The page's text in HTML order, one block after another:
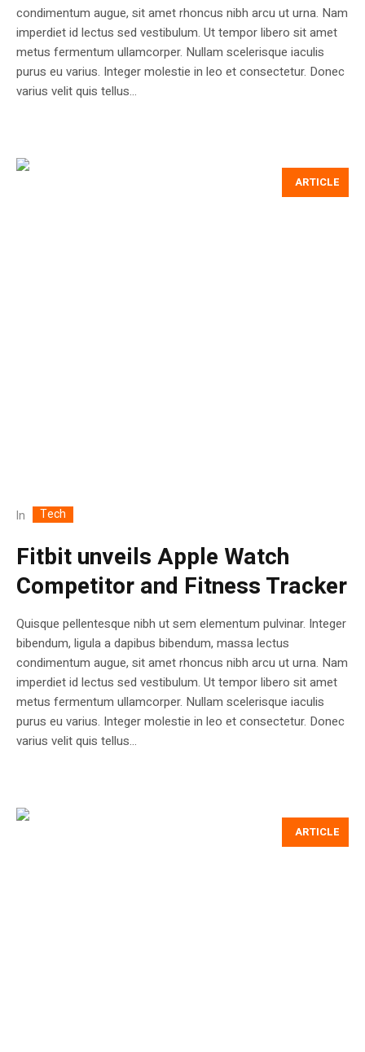
condimentum augue, sit amet rhoncus nibh arcu ut urna. Nam
imperdiet id lectus sed vestibulum. Ut tempor libero sit amet
metus fermentum ullamcorper. Nullam scelerisque iaculis
purus eu varius. Integer molestie in leo et consectetur. Donec
varius velit quis tellus...
ARTICLE
In Tech
Fitbit unveils Apple Watch
Competitor and Fitness Tracker
Quisque pellentesque nibh ut sem elementum pulvinar. Integer
bibendum, ligula a dapibus bibendum, massa lectus
condimentum augue, sit amet rhoncus nibh arcu ut urna. Nam
imperdiet id lectus sed vestibulum. Ut tempor libero sit amet
metus fermentum ullamcorper. Nullam scelerisque iaculis
purus eu varius. Integer molestie in leo et consectetur. Donec
varius velit quis tellus...
ARTICLE